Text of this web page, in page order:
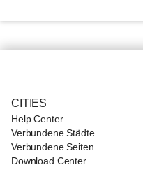
CITIES
Help Center
Verbundene Städte
Verbundene Seiten
Download Center